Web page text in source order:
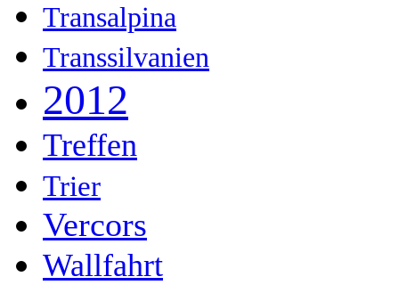
Transalpina
Transsilvanien
2012
Treffen
Trier
Vercors
Wallfahrt